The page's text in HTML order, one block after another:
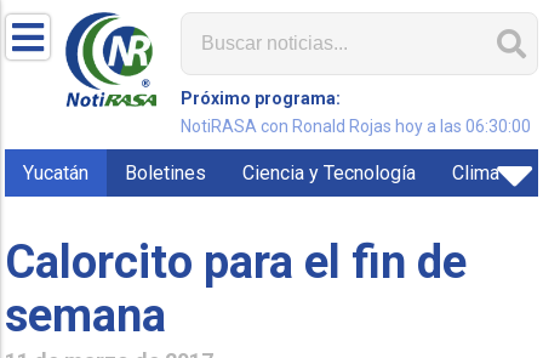
Próximo programa:
NotiRASA con Ronald Rojas hoy a las 06:30:00
Yucatán Boletines Ciencia y Tecnología Clima
Calorcito para el fin de
semana